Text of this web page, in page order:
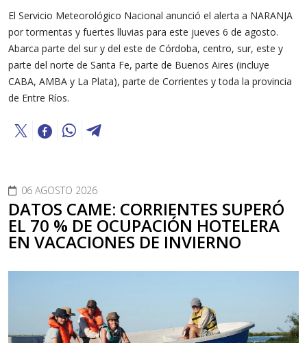
El Servicio Meteorológico Nacional anunció el alerta a NARANJA
por tormentas y fuertes lluvias para este jueves 6 de agosto.
Abarca parte del sur y del este de Córdoba, centro, sur, este y
parte del norte de Santa Fe, parte de Buenos Aires (incluye
CABA, AMBA y La Plata), parte de Corrientes y toda la provincia
de Entre Ríos.
06 AGOSTO 2026
DATOS CAME: CORRIENTES SUPERÓ
EL 70 % DE OCUPACIÓN HOTELERA
EN VACACIONES DE INVIERNO